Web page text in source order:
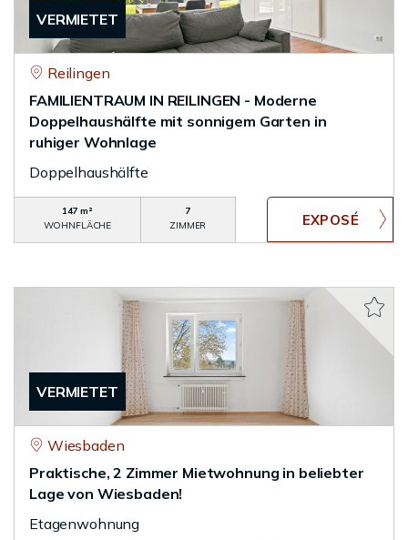
VERMIETET
Reilingen
FAMILIENTRAUM IN REILINGEN - Moderne
Doppelhaushälfte mit sonnigem Garten in
ruhiger Wohnlage
Doppelhaushälfte
147 m²
WOHNFLÄCHE
7
ZIMMER
VERMIETET
Wiesbaden
Praktische, 2 Zimmer Mietwohnung in beliebter
Lage von Wiesbaden!
Etagenwohnung